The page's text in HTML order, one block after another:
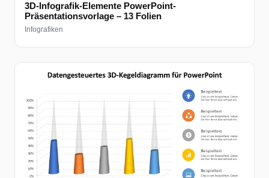
3D-Infografik-Elemente PowerPoint-
Präsentationsvorlage – 13 Folien
Infografiken